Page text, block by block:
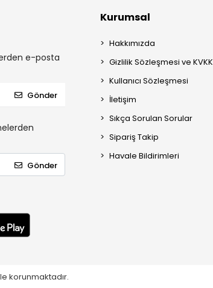
e-posta
Gönder
Gönder
Kurumsal
Hakkımızda
Gizlilik Sözleşmesi ve KVKK
Kullanıcı Sözleşmesi
İletişim
Sıkça Sorulan Sorular
Sipariş Takip
Havale Bildirimleri
korunmaktadır.